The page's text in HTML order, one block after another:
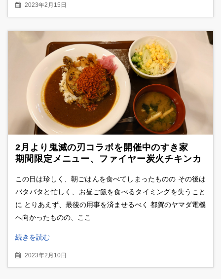
2023年2月15日
2月より鬼滅の刃コラボを開催中のすき家
期間限定メニュー、ファイヤー炭火チキンカ
この日は珍しく、朝ごはんを食べてしまったものの その後は
バタバタと忙しく、お昼ご飯を食べるタイミングを失うこと
に とりあえず、最後の用事を済ませるべく 都賀のヤマダ電機
へ向かったものの、ここ
続きを読む
2023年2月10日